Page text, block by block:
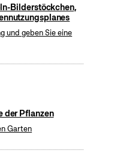
Bilderstöckchen,
und geben Sie eine
der Pflanzen
Garten